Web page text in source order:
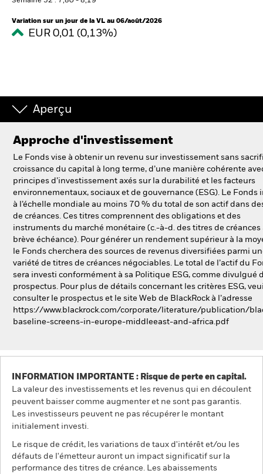
Education
Intermédiaires financiers
BlackRock
iShares
Aladdin
Notre société
Variation sur un jour de la VL au 06/août/2026
EUR 0,01 (0,13%)
Aperçu
Approche d'investissement
Le Fonds vise à obtenir un revenu sur investissement sans
croissance du capital à long terme, d’une manière cohérente
principes d’investissement axés sur la durabilité et les facteurs
environnementaux, sociaux et de gouvernance (ESG). Le Fonds
à l’échelle mondiale au moins 70 % du total de son actif dans
de créances. Ces titres comprennent des obligations et des
instruments du marché monétaire (c.-à-d. des titres de créances
brève échéance). Pour générer un rendement supérieur à la
le Fonds cherchera des sources de revenus diversifiées parmi
variété de titres de créances négociables. Le total de l’actif du
sera investi conformément à sa Politique ESG, comme divulgué
prospectus. Pour plus de détails concernant les critères ESG,
consulter le prospectus et le site Web de BlackRock à l’adresse
https://www.blackrock.com/corporate/literature/publication/
baseline-screens-in-europe-middleeast-and-africa.pdf
INFORMATION IMPORTANTE : Risque de perte en capital.
La valeur des investissements et les revenus qui en découlent
peuvent baisser comme augmenter et ne sont pas garantis.
Les investisseurs peuvent ne pas récupérer le montant
initialement investi.
Le risque de crédit, les variations de taux d'intérêt et/ou les
défauts de l'émetteur auront un impact significatif sur la
performance des titres de créance. Les abaissements